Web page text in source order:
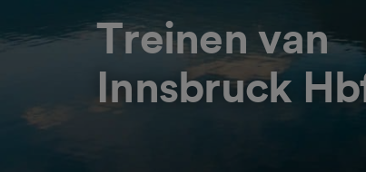
Treinen van
Innsbruck